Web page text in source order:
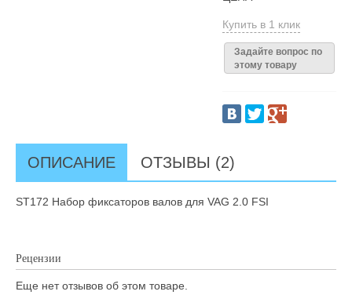
Купить в 1 клик
Задайте вопрос по
этому товару
ОПИСАНИЕ ОТЗЫВЫ (2)
ST172 Набор фиксаторов валов для VAG 2.0 FSI
Рецензии
Еще нет отзывов об этом товаре.